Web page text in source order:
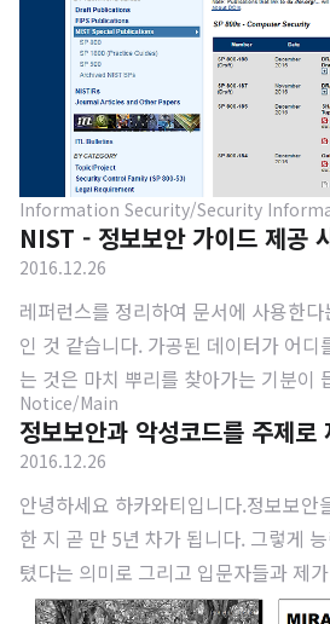
Information Security/Security
NIST - 정보보안 가이드 제공
2016.12.26
레퍼런스를 정리하여 문서에 사용한
인 것 같습니다. 가공된 데이터가 어디
는 것은 마치 뿌리를 찾아가는 기분이
과 관련있는 기술적, 관리적 가이드를
트입니다. 국립 표준 기술 연구소
관련있는 항목들입니다. 다음 이미지
지로 이동합니다.
Notice/Main
정보보안과 악성코드를 주제로
2016.12.26
안녕하세요 하카와티입니다.정보보안
한 지 곧 만 5년 차가 됩니다. 그렇게
텼다는 의미로 그리고 입문자들과 제
요로 하시는 분들이 계실 거라고 생각